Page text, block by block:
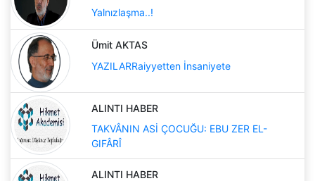
Yalnızlaşma..!
Ümit AKTAS
YAZILARRaiyyetten İnsaniyete
ALINTI HABER
TAKVÂNIN ASİ ÇOCUĞU: EBU ZER EL-
GIFÂRÎ
ALINTI HABER